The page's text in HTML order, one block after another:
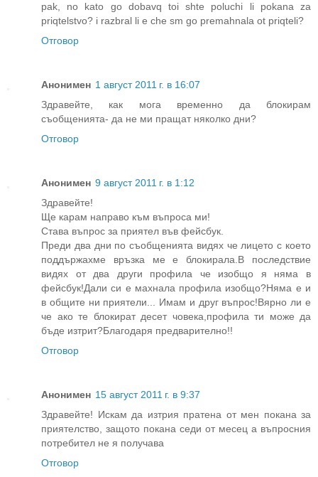
pak, no kato go dobavq toi shte poluchi li pokana za
priqtelstvo? i razbral li e che sm go premahnala ot priqteli?
Отговор
Анонимен 1 август 2011 г. в 16:07
Здравейте, как мога временно да блокирам
съобщенията- да не ми пращат няколко дни?
Отговор
Анонимен 9 август 2011 г. в 1:12
Здравейте!
Ще карам направо към въпроса ми!
Става въпрос за приятел във фейсбук.
Преди два дни по съобщенията видях че лицето с което
поддържахме връзка ме е блокирала.В последствие
видях от два други профила че изобщо я няма в
фейсбук!Дали си е махнала профила изобщо?Няма е и
в общите ни приятели... Имам и друг въпрос!Вярно ли е
че ако те блокират десет човека,профила ти може да
бъде изтрит?Благодаря предварително!!
Отговор
Анонимен 15 август 2011 г. в 9:37
Здравейте! Искам да изтрия пратена от мен покана за
приятелство, защото покана седи от месец а въпросния
потребител не я получава
Отговор